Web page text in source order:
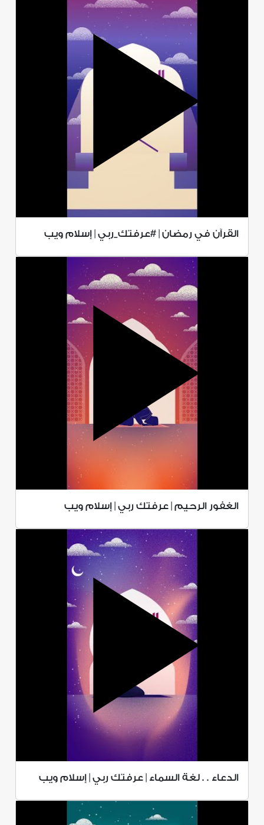
القرآن في رمضان | #عرفتك_ربي | إسلام ويب
الغفور الرحيم | عرفتك ربي | إسلام ويب
الدعاء . . لغة السماء | عرفتك ربي | إسلام ويب